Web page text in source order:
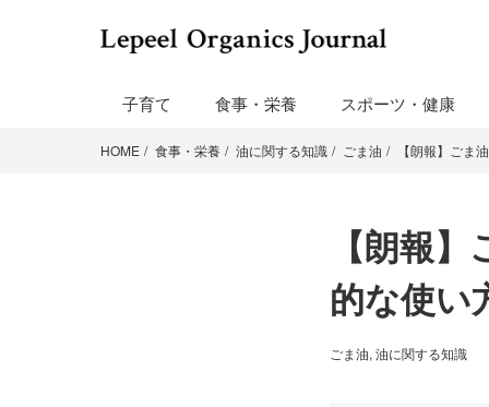
子育て 食事・栄養 スポーツ・健康
HOME 食事・栄養 油に関する知識 ごま油 【朗報】ごま
【朗報
的な使い
ごま油,油に関する知識